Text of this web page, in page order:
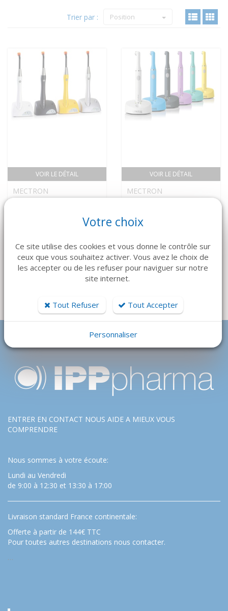
Trier par : Position
VOIR LE DÉTAIL
MECTRON
LAMPE STARLIGHT
VOIR LE DÉTAIL
MECTRON
Lampe STARLIGHT
ENTRER EN CONTACT NOUS AIDE A MIEUX VOUS
COMPRENDRE
Nous sommes à votre écoute:
Lundi au Vendredi
de 9:00 à 12:30 et 13:30 à 17:00
Livraison standard France continentale:
Offerte à partir de 144€ TTC
Pour toutes autres destinations nous contacter.
…
Votre choix
Ce site utilise des cookies et vous donne le contrôle sur
ceux que vous souhaitez activer. Vous avez le choix de
les accepter ou de les refuser pour naviguer sur notre
site internet.
Tout Refuser Tout Accepter
Personnaliser